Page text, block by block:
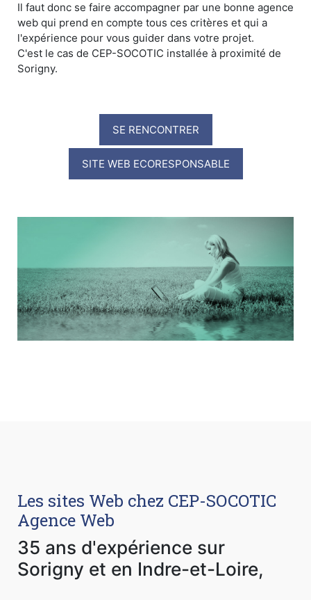
Il faut donc se faire accompagner par une bonne agence
web qui prend en compte tous ces critères et qui a
l'expérience pour vous guider dans votre projet.
C'est le cas de CEP-SOCOTIC installée à proximité de
Sorigny.
SE RENCONTRER
SITE WEB ECORESPONSABLE
Les sites Web chez CEP-SOCOTIC
Agence Web
35 ans d'expérience sur
Sorigny et en Indre-et-Loire,